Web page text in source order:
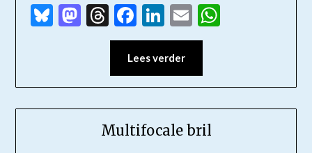
Bluesky
Mastodon
Threads
Facebook
LinkedIn
Email
Lees verder
Multifocale bril